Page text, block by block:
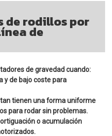
de rodillos por
de
de gravedad cuando:
y de bajo coste para
tienen una forma uniforme
para rodar sin problemas.
o acumulación